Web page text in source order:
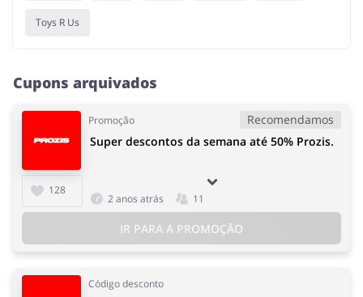
Toys R Us
Cupons arquivados
Promoção Recomendamos
128
Super descontos da semana até 50% Prozis.
2 anos atrás 11
IR PARA A PROMOÇÃO
Código desconto